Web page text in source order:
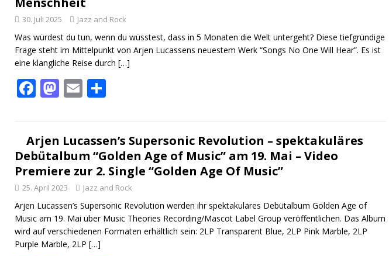
30. Juli 2025 Jazz and Rock
Was würdest du tun, wenn du wüsstest, dass in 5 Monaten die Welt untergeht? Diese tiefgründige
Frage steht im Mittelpunkt von Arjen Lucassens neuestem Werk “Songs No One Will Hear”. Es ist
eine klangliche Reise durch […]
F
b
o
o
k
M
d
o
n
E
l n
Arjen Lucassen’s Supersonic Revolution – spektakuläres
Debütalbum “Golden Age of Music” am 19. Mai – Video
Premiere zur 2. Single “Golden Age Of Music”
25. April 2023 Jazz and Rock
Arjen Lucassen’s Supersonic Revolution werden ihr spektakuläres Debütalbum Golden Age of
Music am 19. Mai über Music Theories Recording/Mascot Label Group veröffentlichen. Das Album
wird auf verschiedenen Formaten erhältlich sein: 2LP Transparent Blue, 2LP Pink Marble, 2LP
Purple Marble, 2LP […]